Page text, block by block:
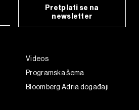
Pretplati se na
newsletter
Videos
Programska šema
Bloomberg Adria događaji